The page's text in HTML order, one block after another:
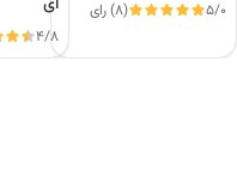
5/0 (8) رای
4/8